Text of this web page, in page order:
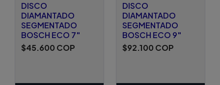
DISCO
DIAMANTADO
SEGMENTADO
BOSCH ECO 7"
$45.600 COP
DISCO
DIAMANTADO
SEGMENTADO
BOSCH ECO 9"
$92.100 COP